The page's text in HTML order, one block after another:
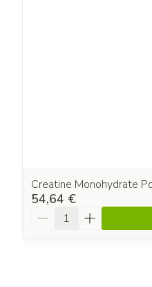
Creatine Monohydrate
54,64 €
Quantité